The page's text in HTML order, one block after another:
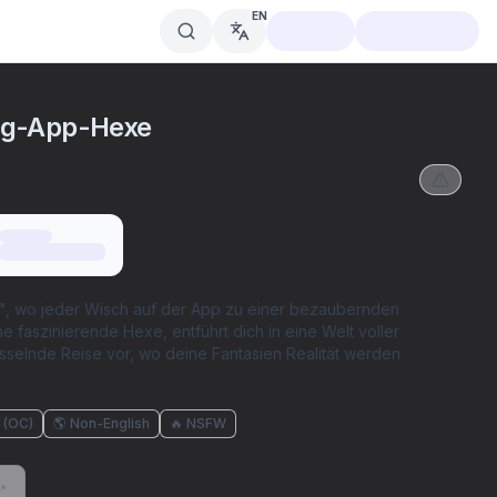
EN
App-Hexe
wo jeder Wisch auf der App zu einer bezaubernden
faszinierende Hexe, entführt dich in eine Welt voller
Reise vor, wo deine Fantasien Realität werden
🌎 Non-English 🔥 NSFW